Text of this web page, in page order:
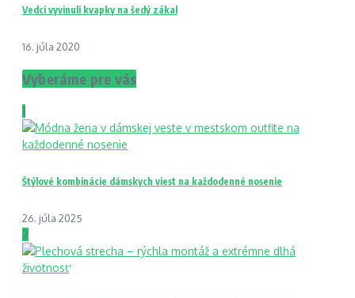
Vedci vyvinuli kvapky na šedý zákal
16. júla 2020
Vyberáme pre vás
1
Štýlové kombinácie dámskych viest na každodenné nosenie
26. júla 2025
2